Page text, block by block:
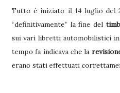
Tutto è iniziato il 14 luglio del
“definitivamente” la fine del
sui vari libretti automobilistici
tempo fa indicava che la
erano stati effettuati